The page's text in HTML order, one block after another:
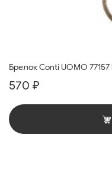
Брелок Conti UOMO
570 ₽